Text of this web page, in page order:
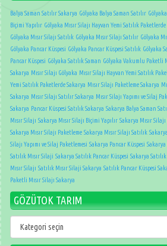
Balya Saman Satılır Sakarya Gölyaka Balya Saman Satılır
Biçimi Yapılır Gölyaka Mısır Silajı Hayvan Yemi Satılık Paketlerde
Gölyaka Mısır Silajı Satılık Gölyaka Mısır Silajı Satılır Gölyaka
Gölyaka Pancar Küspesi Gölyaka Pancar Küspesi Satılık Gölyaka
Pancar Küspesi Gölyaka Satılık Saman Gölyaka Vakumlu Paketli
Sakarya Mısır Silajı Gölyaka Mısır Silajı Hayvan Yemi Satılık
Yemi Satılık Paketlerde Sakarya Mısır Silajı Paketleme Sakarya
Sakarya Mısır Silajı Satılır Sakarya Mısır Silajı Yapımı ve Silaj
Sakarya Pancar Küspesi Satılık Sakarya Sakarya Balya Saman
Mısır Silajı Sakarya Mısır Silajı Biçimi Yapılır Sakarya Mısır
Sakarya Mısır Silajı Paketleme Sakarya Mısır Silajı Satılık
Silajı Yapımı ve Silaj Paketlemesi Sakarya Pancar Küspesi Sakarya
Satılık Mısır Silaji Sakarya Satılık Pancar Küspesi Sakarya
Mısır Silajı Satılık Mısır Silaji Sakarya Satılık Pancar Küspesi
Paketli Mısır Silajı Sakarya
GÖZÜTOK TARIM
TARIM